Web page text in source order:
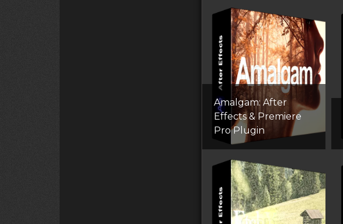
Amalgam: After
Effects & Premiere
Pro Plugin